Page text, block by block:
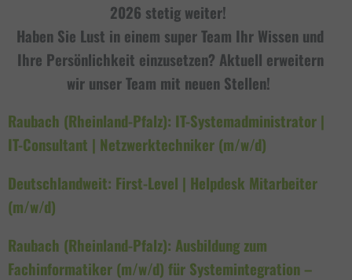
2026 stetig weiter!
Haben Sie Lust in einem super Team Ihr Wissen und
Ihre Persönlichkeit einzusetzen? Aktuell erweitern
wir unser Team mit neuen Stellen!
Raubach (Rheinland-Pfalz): IT-Systemadministrator |
IT-Consultant | Netzwerktechniker (m/w/d)
Deutschlandweit: First-Level | Helpdesk Mitarbeiter
(m/w/d)
Raubach (Rheinland-Pfalz): Ausbildung zum
Fachinformatiker (m/w/d) für Systemintegration –